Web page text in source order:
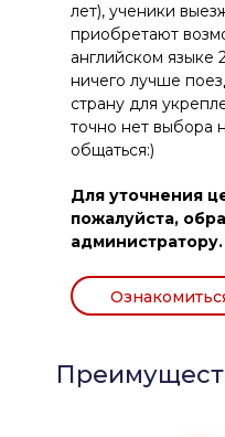
лет), ученики
приобретают
английском языке
ничего лучше
страну для
точно нет выбора
общаться:)
Для уточнения
пожалуйста,
администратору.